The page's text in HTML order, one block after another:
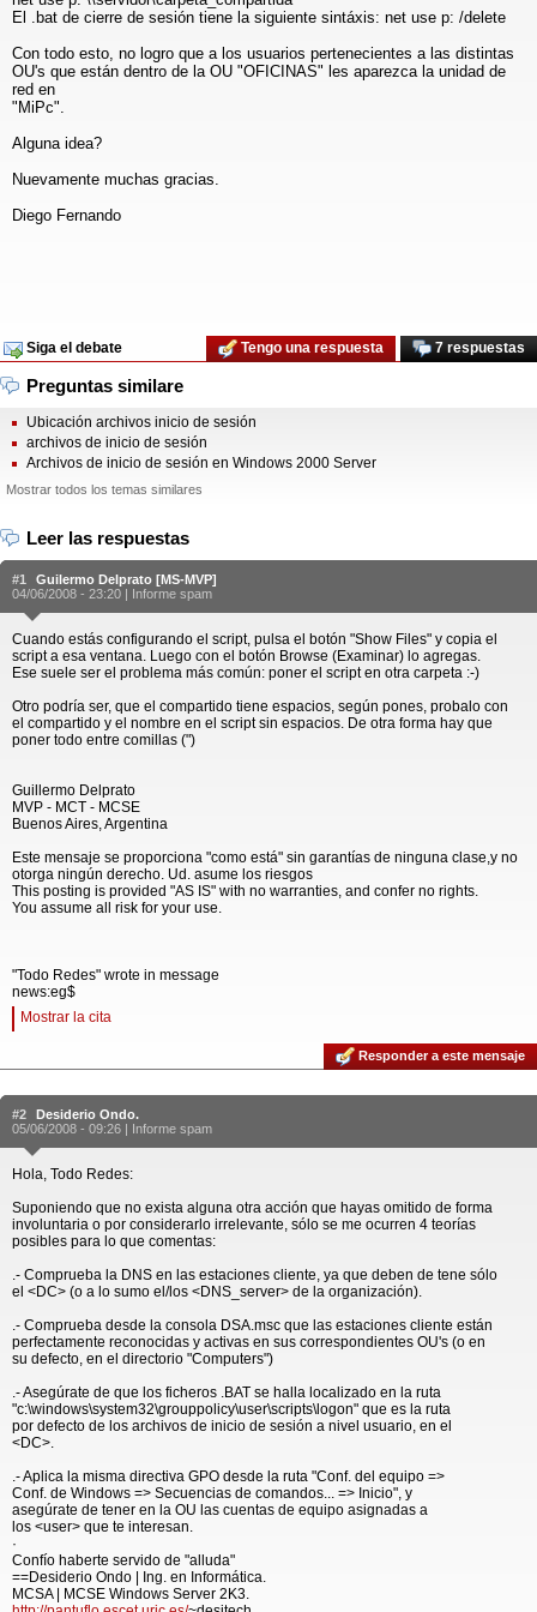
El .bat de cierre de sesión tiene la siguiente sintáxis: net use p: /delete
Con todo esto, no logro que a los usuarios pertenecientes a las distintas
OU's que están dentro de la OU "OFICINAS" les aparezca la unidad de
red en
"MiPc".
Alguna idea?
Nuevamente muchas gracias.
Diego Fernando
Siga el debate 7 respuestas
Tengo una respuesta
Preguntas similare
Ubicación archivos inicio de sesión
archivos de inicio de sesión
Archivos de inicio de sesión en Windows 2000 Server
Mostrar todos los temas similares
Leer las respuestas
#1
Guilermo Delprato [MS-MVP]
04/06/2008 - 23:20 | Informe spam
Cuando estás configurando el script, pulsa el botón "Show Files" y copia el
script a esa ventana. Luego con el botón Browse (Examinar) lo agregas.
Ese suele ser el problema más común: poner el script en otra carpeta :-)
Otro podría ser, que el compartido tiene espacios, según pones, probalo con
el compartido y el nombre en el script sin espacios. De otra forma hay que
poner todo entre comillas (")
Guillermo Delprato
MVP - MCT - MCSE
Buenos Aires, Argentina
Este mensaje se proporciona "como está" sin garantías de ninguna clase,y no
otorga ningún derecho. Ud. asume los riesgos
This posting is provided "AS IS" with no warranties, and confer no rights.
You assume all risk for your use.
"Todo Redes" wrote in message
news:eg$
Mostrar la cita
Responder a este mensaje
#2
Desiderio Ondo.
05/06/2008 - 09:26 | Informe spam
Hola, Todo Redes:
Suponiendo que no exista alguna otra acción que hayas omitido de forma
involuntaria o por considerarlo irrelevante, sólo se me ocurren 4 teorías
posibles para lo que comentas:
.- Comprueba la DNS en las estaciones cliente, ya que deben de tene sólo
el <DC> (o a lo sumo el/los <DNS_server> de la organización).
.- Comprueba desde la consola DSA.msc que las estaciones cliente están
perfectamente reconocidas y activas en sus correspondientes OU's (o en
su defecto, en el directorio "Computers")
.- Asegúrate de que los ficheros .BAT se halla localizado en la ruta
"c:\windows\system32\grouppolicy\user\scripts\logon" que es la ruta
por defecto de los archivos de inicio de sesión a nivel usuario, en el
<DC>.
.- Aplica la misma directiva GPO desde la ruta "Conf. del equipo =>
Conf. de Windows => Secuencias de comandos... => Inicio", y
asegúrate de tener en la OU las cuentas de equipo asignadas a
los <user> que te interesan.
·
Confío haberte servido de "alluda"
==Desiderio Ondo | Ing. en Informática.
MCSA | MCSE Windows Server 2K3.